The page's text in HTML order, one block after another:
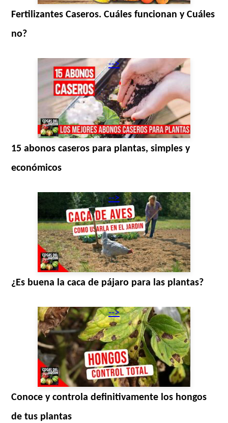
Fertilizantes Caseros. Cuáles funcionan y Cuáles
no?
-->
15 abonos caseros para plantas, simples y
económicos
-->
¿Es buena la caca de pájaro para las plantas?
-->
Conoce y controla definitivamente los hongos
de tus plantas